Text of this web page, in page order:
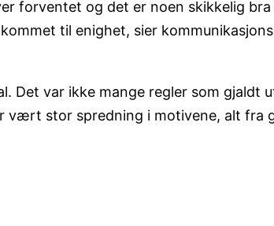
forventet og det er noen skikkelig
til enighet, sier
Det var ikke mange regler som gjaldt
stor spredning i motivene, alt fra